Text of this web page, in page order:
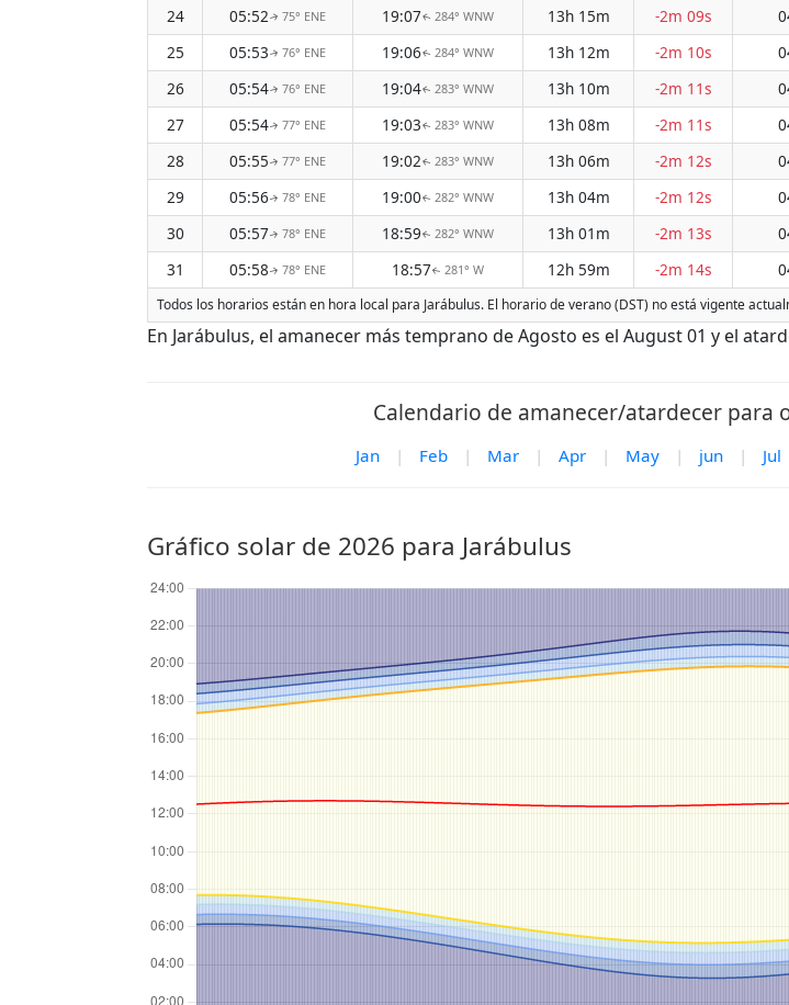
24
05:52↑ 75° ENE 19:07↑ 284° WNW 13h 15m -2m 09s
25
05:53↑ 76° ENE 19:06↑ 284° WNW 13h 12m -2m 10s
26
05:54↑ 76° ENE 19:04↑ 283° WNW 13h 10m -2m 11s
27
05:54↑ 77° ENE 19:03↑ 283° WNW 13h 08m -2m 11s
28
05:55↑ 77° ENE 19:02↑ 283° WNW 13h 06m -2m 12s
29
05:56↑ 78° ENE 19:00↑ 282° WNW 13h 04m -2m 12s
30
05:57↑ 78° ENE 18:59↑ 282° WNW 13h 01m -2m 13s
31
05:58↑ 78° ENE 18:57↑ 281° W 12h 59m -2m 14s
Todos los horarios están en hora local para Jarábulus. El horario de verano (DST) no está vigente
En Jarábulus, el amanecer más temprano de Agosto es el August 01 y el
Calendario de amanecer/atardecer para
Jan | Feb | Mar | Apr | May | jun | Jul
Gráfico solar de 2026 para Jarábulus